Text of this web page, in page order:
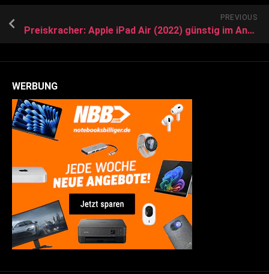
PREVIOUS
Preiskracher: Apple iPad Air (2022) günstig im Angebot
WERBUNG